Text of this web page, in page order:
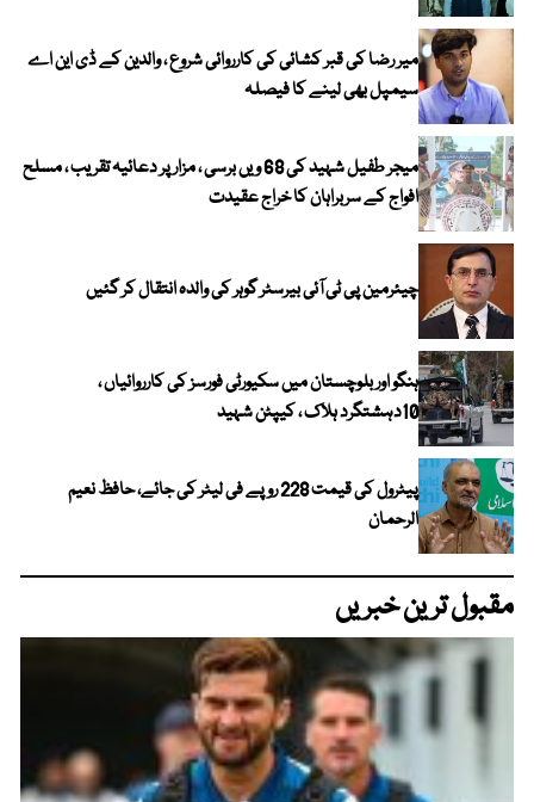
میر رضا کی قبر کشائی کی کارروائی شروع ، والدین کے ڈی این اے
سیمپل بھی لینے کا فیصلہ
میجر طفیل شہید کی 68 ویں برسی ، مزار پر دعائیہ تقریب ، مسلح
افواج کے سربراہان کا خراج عقیدت
چیئرمین پی ٹی آئی بیرسٹر گوہر کی والدہ انتقال کر گئیں
ہنگو اور بلوچستان میں سکیورٹی فورسز کی کارروائیاں ،
10دہشتگرد ہلاک ، کیپٹن شہید
پیٹرول کی قیمت 228 روپے فی لیٹر کی جائے، حافظ نعیم
الرحمان
مقبول ترین خبریں